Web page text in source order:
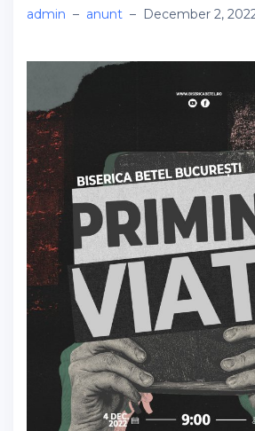
admin – anunt – December 2,